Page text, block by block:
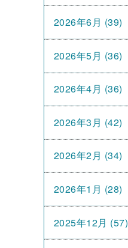
2026年6月 (39)
2026年5月 (36)
2026年4月 (36)
2026年3月 (42)
2026年2月 (34)
2026年1月 (28)
2025年12月 (57)